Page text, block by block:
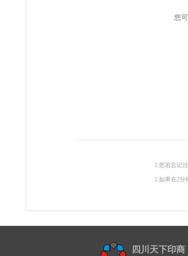
您
1.您若忘记
2.如果在2分
四川天下印商